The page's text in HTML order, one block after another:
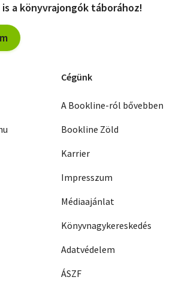
a könyvrajongók táborához!
Cégünk
A Bookline-ról bővebben
Bookline Zöld
Karrier
Impresszum
Médiaajánlat
Könyvnagykereskedés
Adatvédelem
ÁSZF